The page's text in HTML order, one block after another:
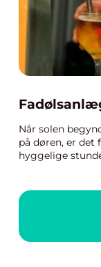
Når solen
på døren, er det
hyggelige